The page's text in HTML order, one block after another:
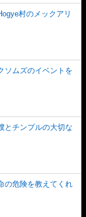
村のメックアリ
ソムズのイベントを
とチンプルの大切な
の危険を教えてくれ